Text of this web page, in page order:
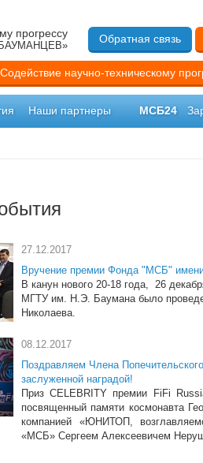
прогрессу Обратная связь
научно-техническому
МСБ24
Наши партнеры
27.12.2017
Вручение премии Фонда "МСБ"
В канун нового 20-18 года, 26
МГТУ им. Н.Э. Баумана было
Николаева.
08.12.2017
Поздравляем Члена
заслуженной наградой!
Приз CELEBRITY премии FiFi
посвященный памяти космонавта
компанией «ЮНИТОП,
«МСБ» Сергеем Алексеевичем